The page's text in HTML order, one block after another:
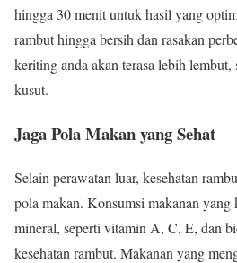
hingga 30 menit untuk hasil yang
rambut hingga bersih dan rasakan
keriting anda akan terasa lebih
kusut.
Jaga Pola Makan yang Sehat
Selain perawatan luar, kesehatan
pola makan. Konsumsi makanan yang
mineral, seperti vitamin A, C, E, dan
kesehatan rambut. Makanan yang